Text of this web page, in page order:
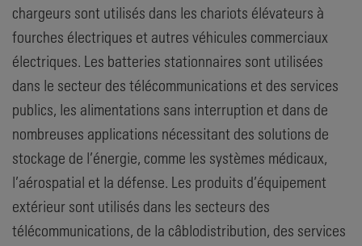
chargeurs sont utilisés dans les chariots élévateurs à
fourches électriques et autres véhicules commerciaux
électriques. Les batteries stationnaires sont utilisées
dans le secteur des télécommunications et des services
publics, les alimentations sans interruption et dans de
nombreuses applications nécessitant des solutions de
stockage de l’énergie, comme les systèmes médicaux,
l’aérospatial et la défense. Les produits d’équipement
extérieur sont utilisés dans les secteurs des
télécommunications, de la câblodistribution, des services